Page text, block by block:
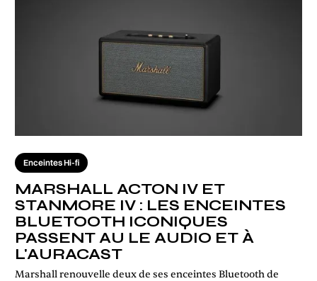
Enceintes Hi-fi
MARSHALL ACTON IV ET
STANMORE IV : LES ENCEINTES
BLUETOOTH ICONIQUES
PASSENT AU LE AUDIO ET À
L'AURACAST
Marshall renouvelle deux de ses enceintes Bluetooth de